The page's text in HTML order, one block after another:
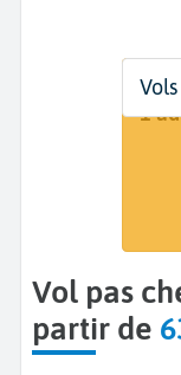
De...
1
Vol pas
partir de